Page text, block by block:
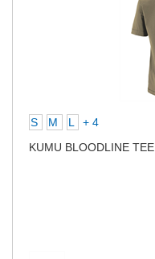
S M L
+ 4
KUMU BLOODLINE TEE